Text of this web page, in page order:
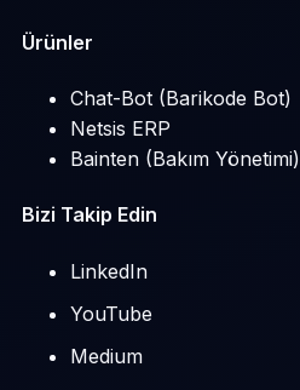
Ürünler
Chat-Bot (Barikode Bot)
Netsis ERP
Bainten (Bakım Yönetimi)
Bizi Takip Edin
LinkedIn
YouTube
Medium